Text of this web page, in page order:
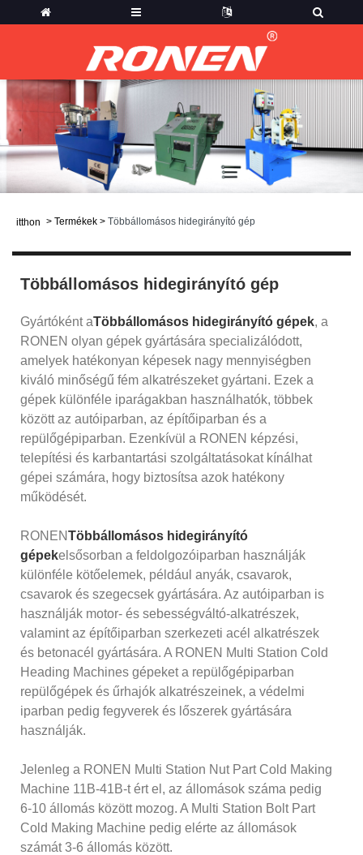
itthon > Termékek > Többállomásos hidegirányító gép
Többállomásos hidegirányító gép
Gyártóként aTöbbállomásos hidegirányító gépek, a
RONEN olyan gépek gyártására specializálódott,
amelyek hatékonyan képesek nagy mennyiségben
kiváló minőségű fém alkatrészeket gyártani. Ezek a
gépek különféle iparágakban használhatók, többek
között az autóiparban, az építőiparban és a
repülőgépiparban. Ezenkívül a RONEN képzési,
telepítési és karbantartási szolgáltatásokat kínálhat
gépei számára, hogy biztosítsa azok hatékony
működését.
RONENTöbbállomásos hidegirányító
gépekelsősorban a feldolgozóiparban használják
különféle kötőelemek, például anyák, csavarok,
csavarok és szegecsek gyártására. Az autóiparban is
használják motor- és sebességváltó-alkatrészek,
valamint az építőiparban szerkezeti acél alkatrészek
és betonacél gyártására. A RONEN Multi Station Cold
Heading Machines gépeket a repülőgépiparban
repülőgépek és űrhajók alkatrészeinek, a védelmi
iparban pedig fegyverek és lőszerek gyártására
használják.
Jelenleg a RONEN Multi Station Nut Part Cold Making
Machine 11B-41B-t ért el, az állomások száma pedig
6-10 állomás között mozog. A Multi Station Bolt Part
Cold Making Machine pedig elérte az állomások
számát 3-6 állomás között.